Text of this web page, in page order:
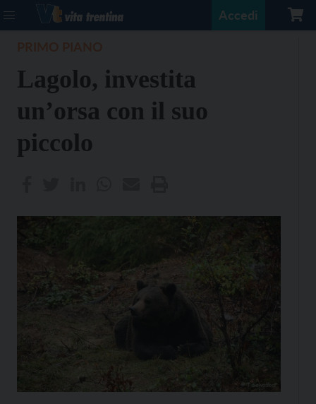
Accedi
Lagolo, investita
un’orsa con il suo
piccolo